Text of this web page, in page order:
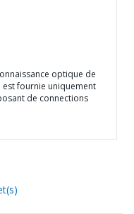
optique de
fournie uniquement
de connections